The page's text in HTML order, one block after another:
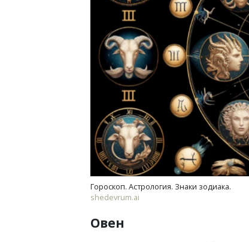
Гороскоп. Астрология. Знаки зодиака.
shedevrum.ai
Овен